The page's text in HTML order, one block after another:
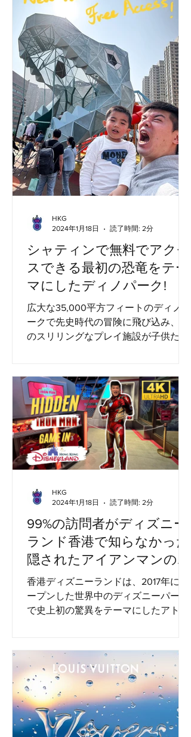
たのだ。...
シャティンで無料でアクセ
スできる最初の恐竜をテー
マにしたディノパーク!
広大な35,000平方フィートのディノパ
ークで先史時代の冒険に飛び込み、14
のスリリングなプレイ施設が子供たち
の念を起こさせる「ティラノサウル
ス・アドベンチャー」で、印象的な7
メートルの高さで、長さ26メー...
HKG
2024年1月18日
読了時間: 2分
99%の訪問者がディズニー
ランド香港で知らなかった
隠されたアイアンマンの魅
力!
香港ディズニーランドは、2017年にオ
ープンした世界中のディズニーパーク
で史上初の驚異をテーマにしたアトラ
ションシミュレーターライドであるア
イアンマンエクスペリエンスを行うこ
ともできます。これら2つのアト...
HKG
2024年1月18日
読了時間: 2分